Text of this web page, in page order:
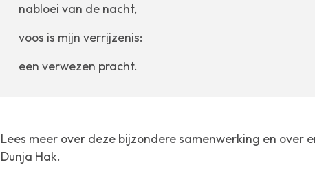
nabloei van de nacht,
voos is mijn verrijzenis:
een verwezen pracht.
Lees meer over deze bijzondere samenwerking en over
Dunja Hak.